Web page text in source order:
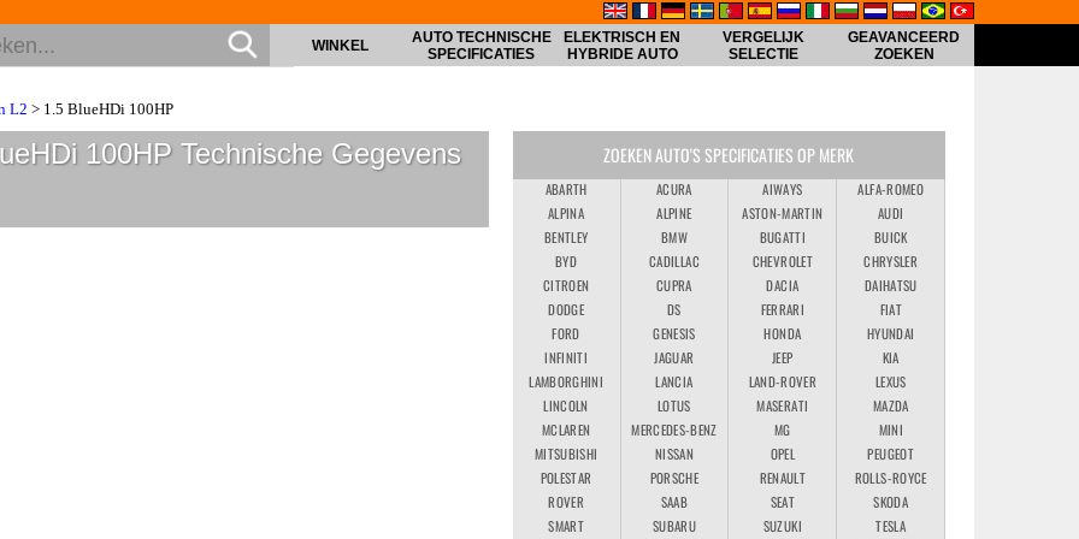
WINKEL
AUTO TECHNISCHE
SPECIFICATIES
ELEKTRISCH EN
HYBRIDE AUTO
VERGELIJK
SELECTIE
GEAVANCEERD
ZOEKEN
L2 > 1.5 BlueHDi 100HP
100HP Technische Gegevens ZOEKEN AUTO'S SPECIFICATIES OP MERK
ABARTH ACURA AIWAYS
ALFA-ROMEO
ALPINA
ALPINE ASTON-MARTIN
AUDI
BENTLEY
BMW BUGATTI
BUICK
BYD
CADILLAC CHEVROLET
CHRYSLER
CITROEN
CUPRA DACIA
DAIHATSU
DODGE
DS FERRARI
FIAT
FORD
GENESIS HONDA
HYUNDAI
INFINITI
JAGUAR JEEP
KIA
LAMBORGHINI
LANCIA LAND-ROVER
LEXUS
LINCOLN
LOTUS MASERATI
MAZDA
MCLAREN
MERCEDES-BENZ MG
MINI
MITSUBISHI
NISSAN OPEL
PEUGEOT
POLESTAR
PORSCHE RENAULT
ROLLS-ROYCE
ROVER
SAAB SEAT
SKODA
SMART
SUBARU SUZUKI
TESLA